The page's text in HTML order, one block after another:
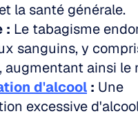
la santé générale.
: Le tabagisme
sanguins, y
augmentant ainsi le
d'alcool : Une
excessive